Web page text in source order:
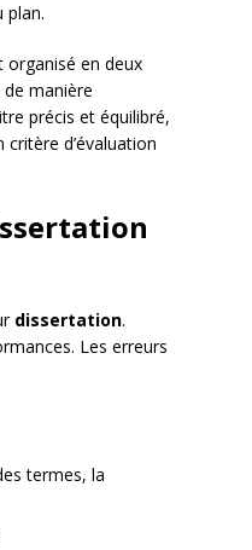
plan.
organisé en deux
manière
précis et équilibré,
d’évaluation
dissertation.
Les erreurs
termes, la